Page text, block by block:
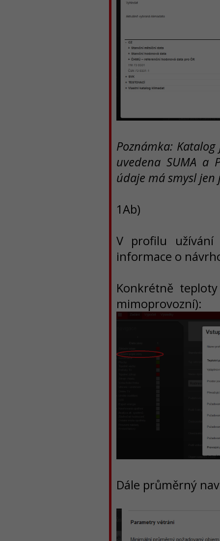
Poznámka:
uvedena SUMA a
údaje má smysl
1Ab)
V profilu užívání
informace o
Konkrétně
mimoprovozní):
Dále průměrný